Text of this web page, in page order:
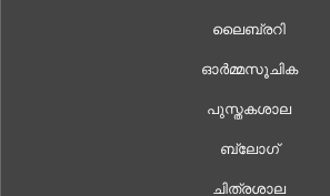
ലൈബ്രറി
ഓർമ്മസൂചിക
പുസ്തകശാല
ബ്ലോഗ്
ചിത്രശാല